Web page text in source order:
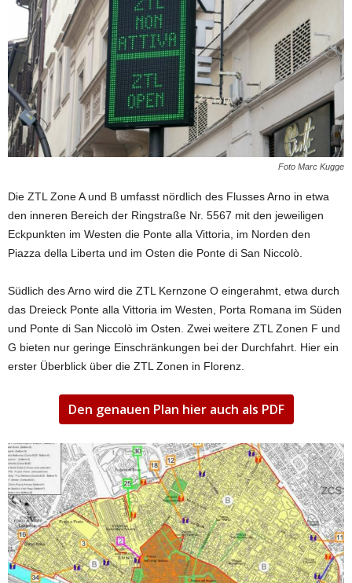
Foto Marc Kugge
Die ZTL Zone A und B umfasst nördlich des Flusses Arno in etwa
den inneren Bereich der Ringstraße Nr. 5567 mit den jeweiligen
Eckpunkten im Westen die Ponte alla Vittoria, im Norden den
Piazza della Liberta und im Osten die Ponte di San Niccolò.
Südlich des Arno wird die ZTL Kernzone O eingerahmt, etwa durch
das Dreieck Ponte alla Vittoria im Westen, Porta Romana im Süden
und Ponte di San Niccolò im Osten. Zwei weitere ZTL Zonen F und
G bieten nur geringe Einschränkungen bei der Durchfahrt. Hier ein
erster Überblick über die ZTL Zonen in Florenz.
Den genauen Plan hier auch als PDF